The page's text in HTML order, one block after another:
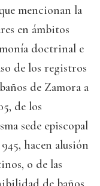
mencionan la
en ámbitos
doctrinal e
de los registros
de Zamora a
de los
sede episcopal
hacen alusión
o de las